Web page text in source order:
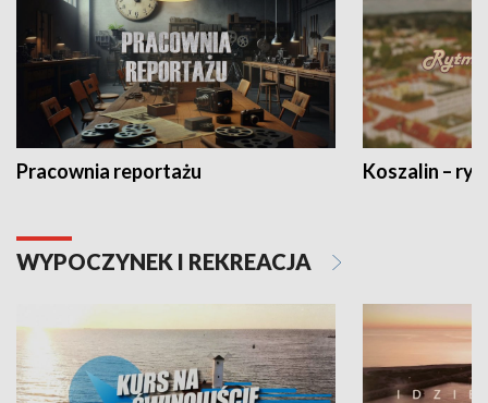
Pracownia reportażu Koszalin –
WYPOCZYNEK I REKREACJA